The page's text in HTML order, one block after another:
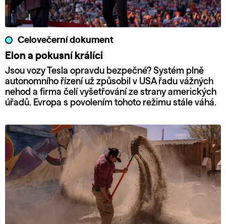
Celovečerní dokument
Elon a pokusní králíci
Jsou vozy Tesla opravdu bezpečné? Systém plně
autonomního řízení už způsobil v USA řadu vážných
nehod a firma čelí vyšetřování ze strany amerických
úřadů. Evropa s povolením tohoto režimu stále váhá.